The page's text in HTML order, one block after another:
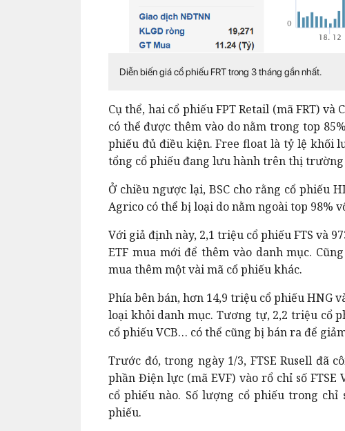
Diễn biến giá cổ phiếu FRT trong 3 tháng gần nhất.
Cụ thể, hai cổ phiếu FPT Retail (mã FRT) và
có thể được thêm vào do nằm trong top
phiếu đủ điều kiện. Free float là tỷ lệ khối
tổng cổ phiếu đang lưu hành trên thị trường
Ở chiều ngược lại, BSC cho rằng cổ phiếu
Agrico có thể bị loại do nằm ngoài top 98%
Với giả định này, 2,1 triệu cổ phiếu FTS và
ETF mua mới để thêm vào danh mục.
mua thêm một vài mã cổ phiếu khác.
Phía bên bán, hơn 14,9 triệu cổ phiếu HNG
loại khỏi danh mục. Tương tự, 2,2 triệu cổ
cổ phiếu VCB… có thể cũng bị bán ra để
Trước đó, trong ngày 1/3, FTSE Rusell đã
phần Điện lực (mã EVF) vào rổ chỉ số
cổ phiếu nào. Số lượng cổ phiếu trong chỉ
phiếu.